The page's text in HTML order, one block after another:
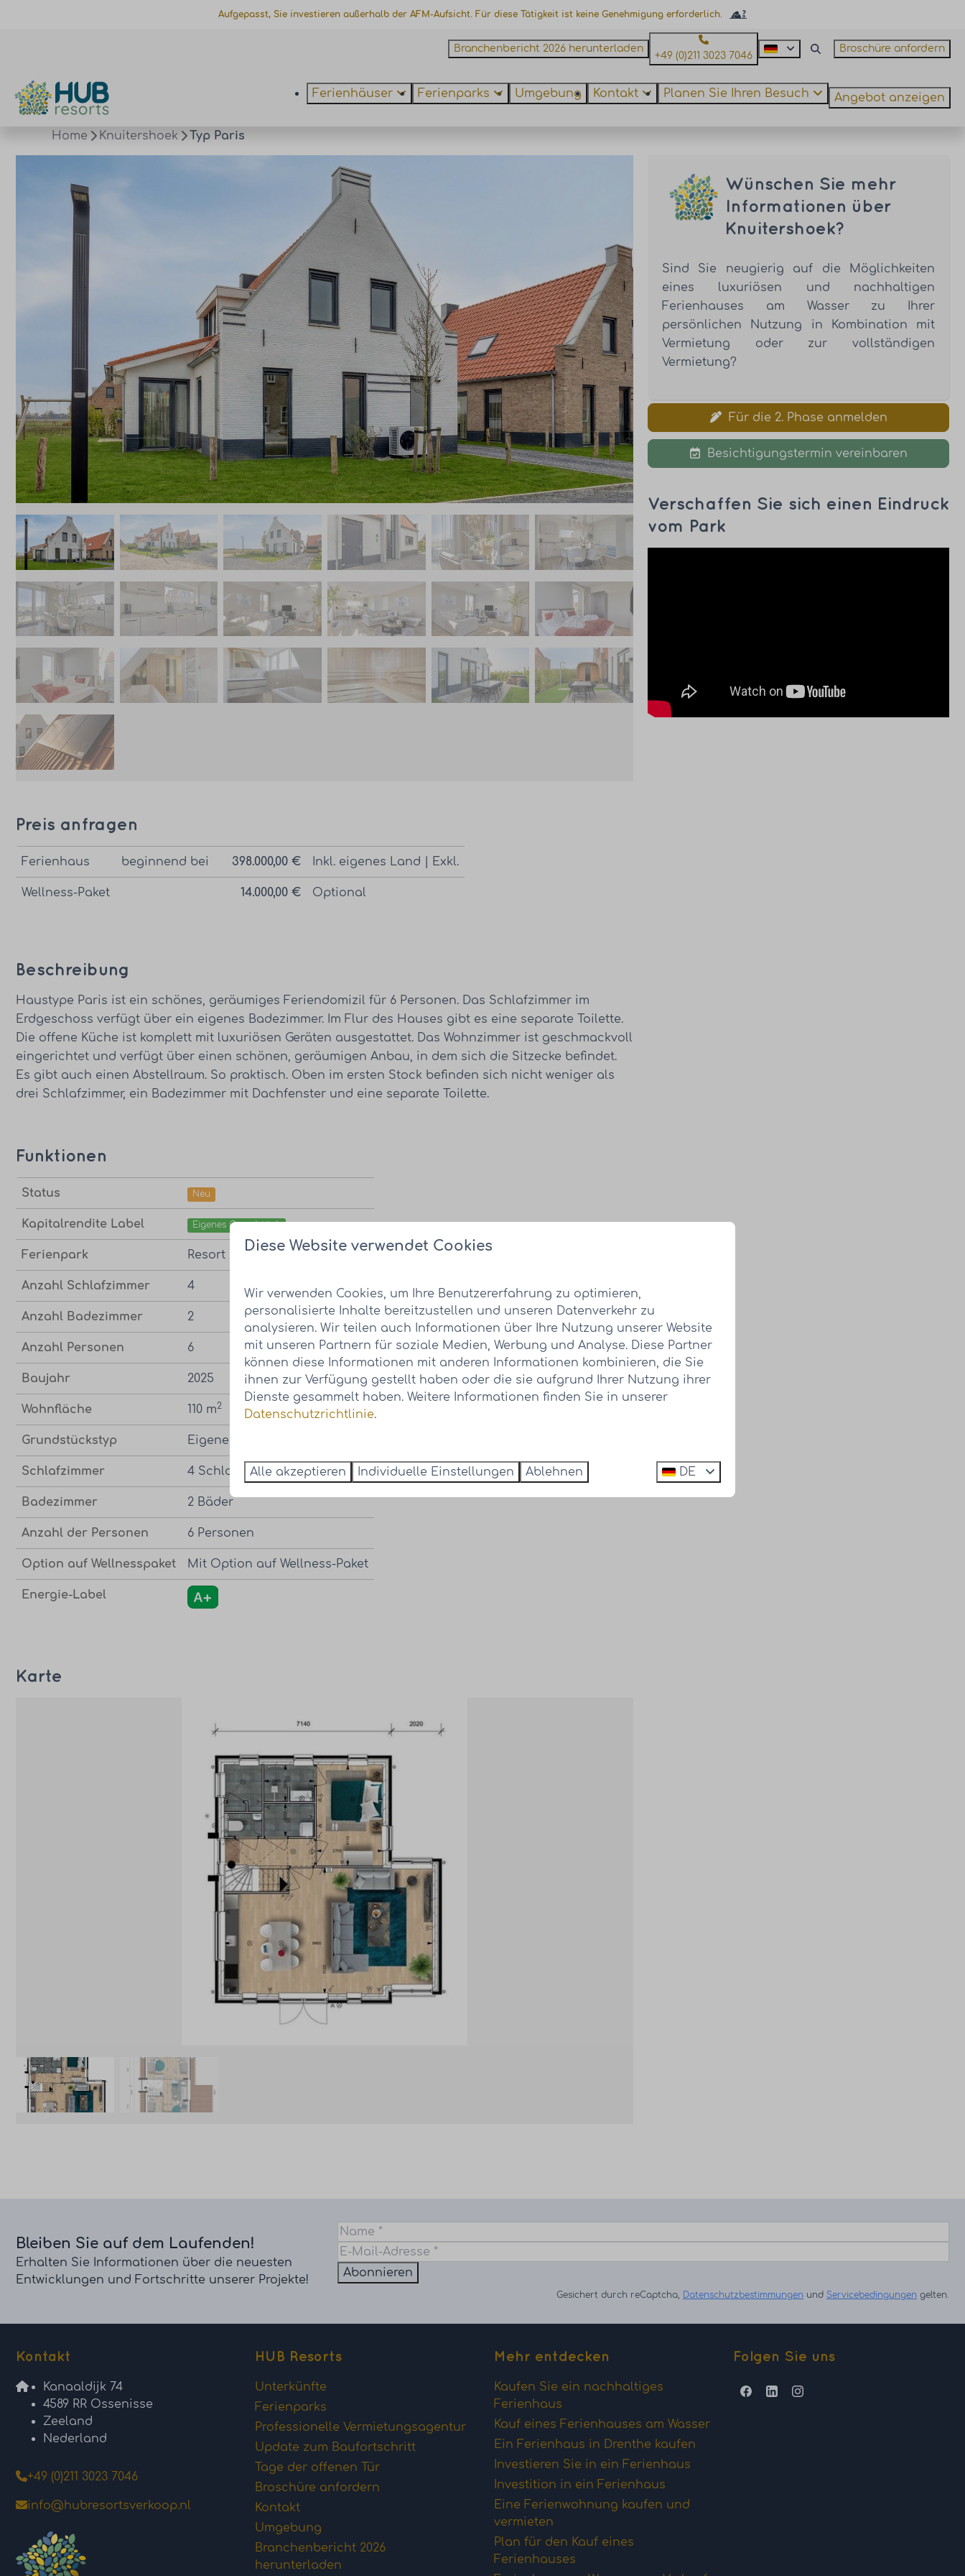
Aufgepasst, Sie investieren außerhalb der AFM-Aufsicht. Für diese Tätigkeit ist keine Genehmigung erforderlich.
Branchenbericht 2026 herunterladen
+49 (0)211 3023 7046
Broschüre anfordern
Ferienhäuser Ferienparks Umgebung Kontakt Planen Sie Ihren Besuch Angebot anzeigen
Home Knuitershoek Typ Paris
Preis anfragen
Ferienhaus beginnend bei 398.000,00 € Inkl. eigenes Land | Exkl.
Wellness-Paket 14.000,00 € Optional
Beschreibung
Haustype Paris ist ein schönes, geräumiges Feriendomizil für 6 Personen. Das Schlafzimmer im
Erdgeschoss verfügt über ein eigenes Badezimmer. Im Flur des Hauses gibt es eine separate Toilette.
Die offene Küche ist komplett mit luxuriösen Geräten ausgestattet. Das Wohnzimmer ist geschmackvoll
eingerichtet und verfügt über einen schönen, geräumigen Anbau, in dem sich die Sitzecke befindet.
Es gibt auch einen Abstellraum. So praktisch. Oben im ersten Stock befinden sich nicht weniger als
drei Schlafzimmer, ein Badezimmer mit Dachfenster und eine separate Toilette.
Funktionen
Status Neu
Kapitalrendite Label Eigenes Grundstück
Ferienpark Resort Knuitershoek
Anzahl Schlafzimmer 4
Anzahl Badezimmer 2
Anzahl Personen 6
Baujahr 2025
Wohnfläche 110 m2
Grundstückstyp Eigenes Grundstück
Schlafzimmer 4 Schlafzimmer
Badezimmer 2 Bäder
Anzahl der Personen 6 Personen
Option auf Wellnesspaket Mit Option auf Wellness-Paket
Energie-Label
Karte
Wünschen Sie mehr
Informationen über
Knuitershoek?
Sind Sie neugierig auf die Möglichkeiten
eines luxuriösen und nachhaltigen
Ferienhauses am Wasser zu Ihrer
persönlichen Nutzung in Kombination mit
Vermietung oder zur vollständigen
Vermietung?
Für die 2. Phase anmelden
Besichtigungstermin vereinbaren
Verschaffen Sie sich einen Eindruck
vom Park
Bleiben Sie auf dem Laufenden!
Erhalten Sie Informationen über die neuesten
Entwicklungen und Fortschritte unserer Projekte!
Abonnieren
Gesichert durch reCaptcha, Datenschutzbestimmungen und Servicebedingungen gelten.
Kontakt
Kanaaldijk 74
4589 RR Ossenisse
Zeeland
Nederland
+49 (0)211 3023 7046
info@hubresortsverkoop.nl
HUB Resorts
Unterkünfte
Ferienparks
Professionelle Vermietungsagentur
Update zum Baufortschritt
Tage der offenen Tür
Broschüre anfordern
Kontakt
Umgebung
Branchenbericht 2026
herunterladen
Mehr entdecken
Kaufen Sie ein nachhaltiges
Ferienhaus
Kauf eines Ferienhauses am Wasser
Ein Ferienhaus in Drenthe kaufen
Investieren Sie in ein Ferienhaus
Investition in ein Ferienhaus
Eine Ferienwohnung kaufen und
vermieten
Plan für den Kauf eines
Ferienhauses
Folgen Sie uns
Diese Website verwendet Cookies
Wir verwenden Cookies, um Ihre Benutzererfahrung zu optimieren,
personalisierte Inhalte bereitzustellen und unseren Datenverkehr zu
analysieren. Wir teilen auch Informationen über Ihre Nutzung unserer Website
mit unseren Partnern für soziale Medien, Werbung und Analyse. Diese Partner
können diese Informationen mit anderen Informationen kombinieren, die Sie
ihnen zur Verfügung gestellt haben oder die sie aufgrund Ihrer Nutzung ihrer
Dienste gesammelt haben. Weitere Informationen finden Sie in unserer
Datenschutzrichtlinie.
Alle akzeptieren Individuelle Einstellungen Ablehnen DE